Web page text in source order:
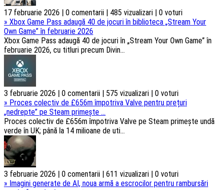
17 februarie 2026 | 0 comentarii | 485 vizualizari | 0 voturi
» Xbox Game Pass adaugă 40 de jocuri în biblioteca „Stream Your
Own Game” în februarie 2026
Xbox Game Pass adaugă 40 de jocuri în „Stream Your Own Game” în
februarie 2026, cu titluri precum Divin...
3 februarie 2026 | 0 comentarii | 575 vizualizari | 0 voturi
» Proces colectiv de £656m împotriva Valve pentru prețuri
„nedrepte” pe Steam primește ...
Proces colectiv de £656m împotriva Valve pe Steam primește undă
verde în UK; până la 14 milioane de uti...
3 februarie 2026 | 0 comentarii | 611 vizualizari | 0 voturi
» Imagini generate de AI, noua armă a escrocilor pentru rambursări